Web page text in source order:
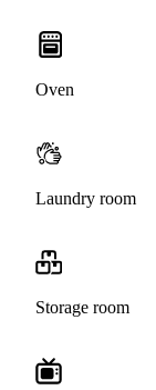
Oven
Laundry room
Storage room